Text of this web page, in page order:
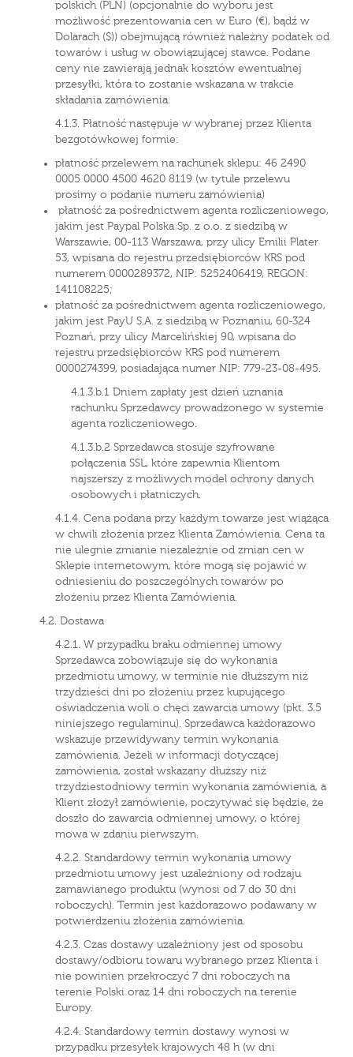
polskich (PLN) (opcjonalnie do wyboru jest
możliwość prezentowania cen w Euro (€), bądź w
Dolarach ($)) obejmującą również należny podatek od
towarów i usług w obowiązującej stawce. Podane
ceny nie zawierają jednak kosztów ewentualnej
przesyłki, która to zostanie wskazana w trakcie
składania zamówienia.
4.1.3. Płatność następuje w wybranej przez Klienta
bezgotówkowej formie:
płatność przelewem na rachunek sklepu: 46 2490
0005 0000 4500 4620 8119 (w tytule przelewu
prosimy o podanie numeru zamówienia)
płatność za pośrednictwem agenta rozliczeniowego,
jakim jest Paypal Polska Sp. z o.o. z siedzibą w
Warszawie, 00-113 Warszawa, przy ulicy Emilii Plater
53, wpisana do rejestru przedsiębiorców KRS pod
numerem 0000289372, NIP: 5252406419, REGON:
141108225;
płatność za pośrednictwem agenta rozliczeniowego,
jakim jest PayU S.A. z siedzibą w Poznaniu, 60-324
Poznań, przy ulicy Marcelińskiej 90, wpisana do
rejestru przedsiębiorców KRS pod numerem
0000274399, posiadająca numer NIP: 779-23-08-495.
4.1.3.b.1 Dniem zapłaty jest dzień uznania
rachunku Sprzedawcy prowadzonego w systemie
agenta rozliczeniowego.
4.1.3.b.2 Sprzedawca stosuje szyfrowane
połączenia SSL, które zapewnia Klientom
najszerszy z możliwych model ochrony danych
osobowych i płatniczych.
4.1.4. Cena podana przy każdym towarze jest wiążąca
w chwili złożenia przez Klienta Zamówienia. Cena ta
nie ulegnie zmianie niezależnie od zmian cen w
Sklepie internetowym, które mogą się pojawić w
odniesieniu do poszczególnych towarów po
złożeniu przez Klienta Zamówienia.
4.2. Dostawa
4.2.1. W przypadku braku odmiennej umowy
Sprzedawca zobowiązuje się do wykonania
przedmiotu umowy, w terminie nie dłuższym niż
trzydzieści dni po złożeniu przez kupującego
oświadczenia woli o chęci zawarcia umowy (pkt. 3.5
niniejszego regulaminu). Sprzedawca każdorazowo
wskazuje przewidywany termin wykonania
zamówienia. Jeżeli w informacji dotyczącej
zamówienia, został wskazany dłuższy niż
trzydziestodniowy termin wykonania zamówienia, a
Klient złożył zamówienie, poczytywać się będzie, że
doszło do zawarcia odmiennej umowy, o której
mowa w zdaniu pierwszym.
4.2.2. Standardowy termin wykonania umowy
przedmiotu umowy jest uzależniony od rodzaju
zamawianego produktu (wynosi od 7 do 30 dni
roboczych). Termin jest każdorazowo podawany w
potwierdzeniu złożenia zamówienia.
4.2.3. Czas dostawy uzależniony jest od sposobu
dostawy/odbioru towaru wybranego przez Klienta i
nie powinien przekroczyć 7 dni roboczych na
terenie Polski oraz 14 dni roboczych na terenie
Europy.
4.2.4. Standardowy termin dostawy wynosi w
przypadku przesyłek krajowych 48 h (w dni